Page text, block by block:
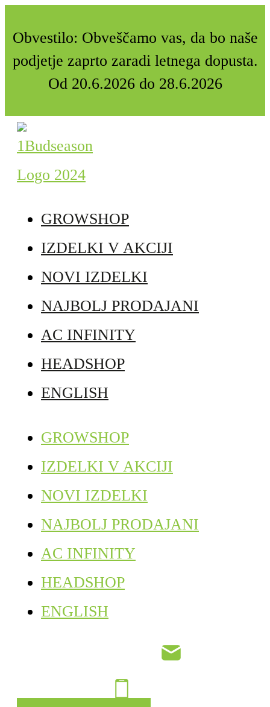
Obvestilo: Obveščamo vas, da bo naše
podjetje zaprto zaradi letnega dopusta.
Od 20.6.2026 do 28.6.2026
GROWSHOP
IZDELKI V AKCIJI
NOVI IZDELKI
NAJBOLJ PRODAJANI
AC INFINITY
HEADSHOP
ENGLISH
GROWSHOP
IZDELKI V AKCIJI
NOVI IZDELKI
NAJBOLJ PRODAJANI
AC INFINITY
HEADSHOP
ENGLISH